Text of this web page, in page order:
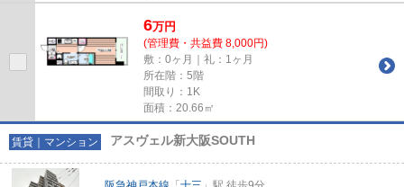
6万円
(管理費・共益費 8,000円)
敷：0ヶ月｜礼：1ヶ月
所在階：5階
間取り：1K
面積：20.66㎡
賃貸｜マンション アスヴェル新大阪SOUTH